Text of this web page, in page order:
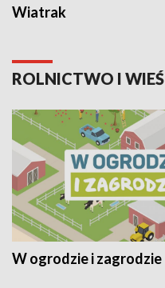
Wiatrak
ROLNICTWO I WIEŚ
W ogrodzie i zagrodzie